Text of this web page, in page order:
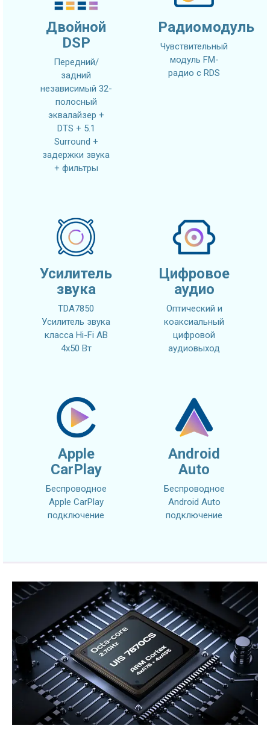
Двойной
DSP
Передний/
задний
независимый 32-
полосный
эквалайзер +
DTS + 5.1
Surround +
задержки звука
+ фильтры
Радиомодуль
Чувствительный
модуль FM-
радио с RDS
Усилитель
звука
TDA7850
Усилитель звука
класса Hi-Fi AB
4x50 Вт
Цифровое
аудио
Оптический и
коаксиальный
цифровой
аудиовыход
Apple
CarPlay
Беспроводное
Apple CarPlay
подключение
Android
Auto
Беспроводное
Android Auto
подключение